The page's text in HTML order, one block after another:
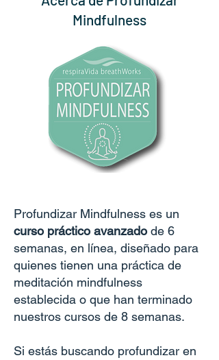
Mindfulness
Profundizar Mindfulness es un
curso práctico avanzado de 6
semanas, en línea, diseñado para
quienes tienen una práctica de
meditación mindfulness
establecida o que han terminado
nuestros cursos de 8 semanas.
Si estás buscando profundizar en